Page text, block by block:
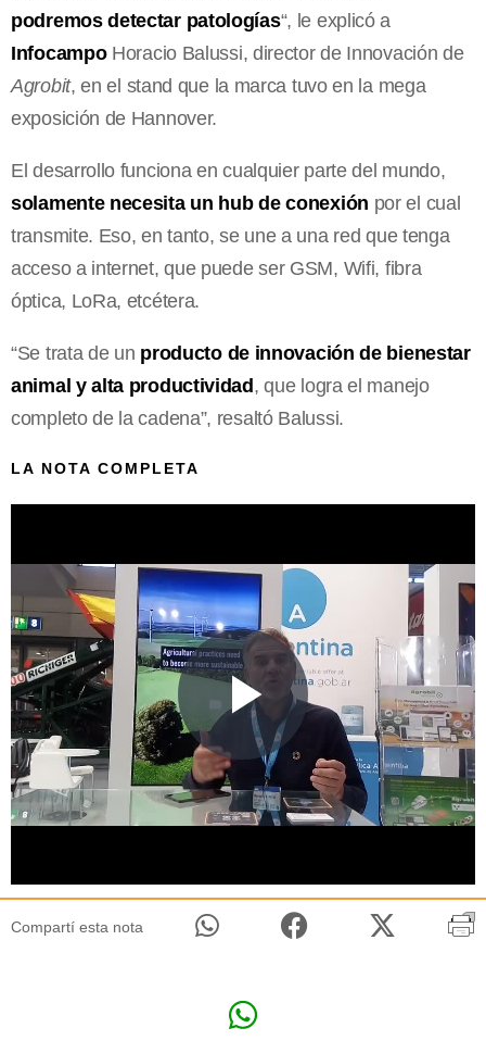
podremos detectar patologías“, le explicó a
InfocampoHoracio Balussi, director de Innovación de
Agrobit, en el stand que la marca tuvo en la mega
exposición de Hannover.
El desarrollo funciona en cualquier parte del mundo,
solamente necesita un hub de conexión por el cual
transmite. Eso, en tanto, se une a una red que tenga
acceso a internet, que puede ser GSM, Wifi, fibra
óptica, LoRa, etcétera.
“Se trata de un producto de innovación de bienestar
animal y alta productividad, que logra el manejo
completo de la cadena”, resaltó Balussi.
LA NOTA COMPLETA
Compartí esta nota